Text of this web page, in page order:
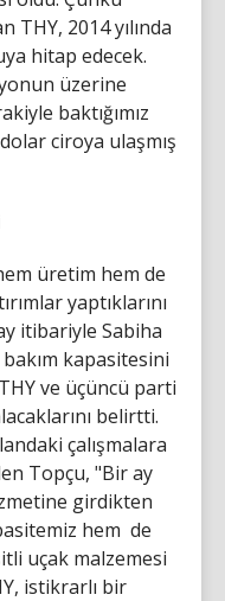
THY, 2014 yılında
hitap edecek.
üzerine
baktığımız
ciroya ulaşmış
üretim hem de
yaptıklarını
itibariyle Sabiha
kapasitesini
ve üçüncü parti
belirtti.
çalışmalara
Topçu, "Bir ay
girdikten
hem de
uçak malzemesi
istikrarlı bir